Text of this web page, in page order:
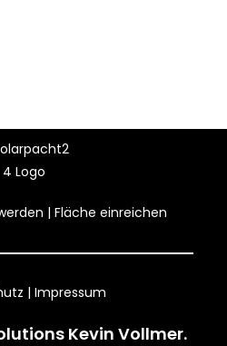
| Fläche einreichen
| Impressum
Kevin Vollmer.